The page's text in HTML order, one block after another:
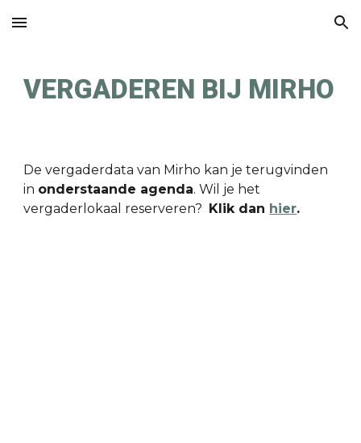
Skip to main content Skip to navigation
VERGADEREN BIJ MIRHO
De vergaderdata van Mirho kan je terugvinden
in onderstaande agenda.Wil je het
vergaderlokaal reserveren? Klik dan hier.